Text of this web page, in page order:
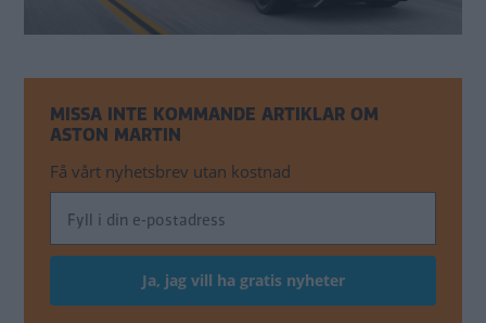
MISSA INTE KOMMANDE ARTIKLAR OM
ASTON MARTIN
Få vårt nyhetsbrev utan kostnad